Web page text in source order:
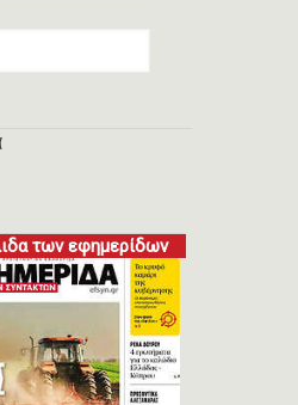
των εφημερίδων